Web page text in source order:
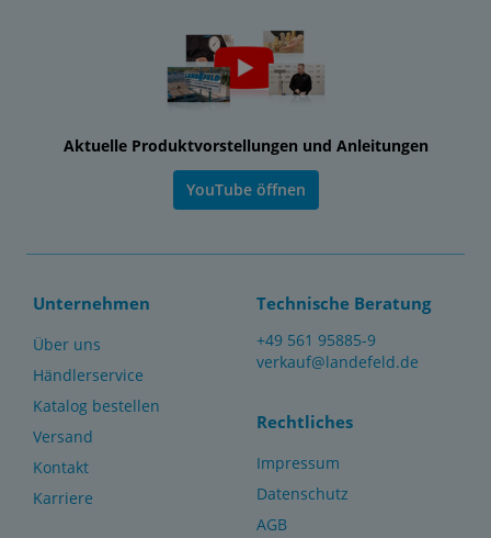
Aktuelle Produktvorstellungen und Anleitungen
YouTube öffnen
Unternehmen
Über uns
Händlerservice
Katalog bestellen
Versand
Kontakt
Karriere
Technische Beratung
+49 561 95885-9
verkauf@landefeld.de
Rechtliches
Impressum
Datenschutz
AGB